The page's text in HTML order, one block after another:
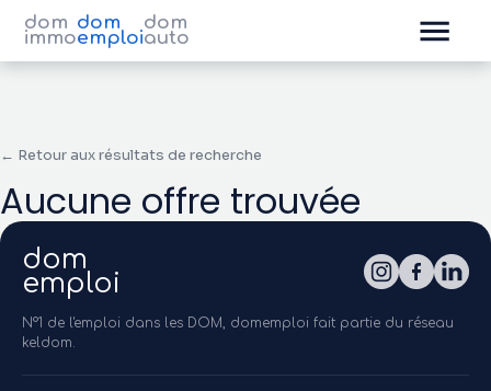
dom
immo
dom
emploi
dom
auto
← Retour aux résultats de recherche
Aucune offre trouvée
dom
emploi
N°1 de l'emploi dans les DOM, domemploi fait partie du réseau
keldom.